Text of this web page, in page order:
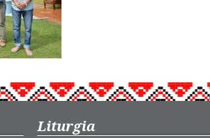
Liturgia